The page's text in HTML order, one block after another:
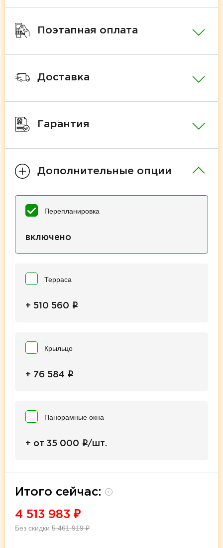
Поэтапная оплата
Доставка
Гарантия
Дополнительные опции
Перепланировка
включено
Терраса
+ 510 560 i
Крыльцо
+ 76 584 i
Панорамные окна
+ от 35 000 i/шт.
Итого сейчас: i
4 513 983 ₽
Без скидки 5 461 919₽